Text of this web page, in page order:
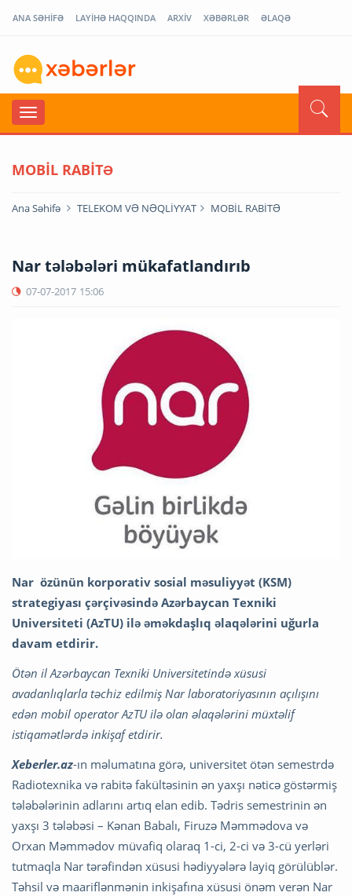
ANA SƏHİFƏ LAYİHƏ HAQQINDA ARXİV XƏBƏRLƏR ƏLAQƏ
MOBİL RABİTƏ
Ana Səhifə TELEKOM VƏ NƏQLİYYAT MOBİL RABİTƏ
Nar tələbələri mükafatlandırıb
07-07-2017 15:06
Nar özünün korporativ sosial məsuliyyət (KSM)
strategiyası çərçivəsində Azərbaycan Texniki
Universiteti (AzTU) ilə əməkdaşlıq əlaqələrini uğurla
davam etdirir.
Ötən il Azərbaycan Texniki Universitetində xüsusi
avadanlıqlarla təchiz edilmiş Nar laboratoriyasının açılışını
edən mobil operator AzTU ilə olan əlaqələrini müxtəlif
istiqamətlərdə inkişaf etdirir.
Xeberler.az-ın məlumatına görə, universitet ötən semestrdə
Radiotexnika və rabitə fakültəsinin ən yaxşı nəticə göstərmiş
tələbələrinin adlarını artıq elan edib. Tədris semestrinin ən
yaxşı 3 tələbəsi – Kənan Babalı, Firuzə Məmmədova və
Orxan Məmmədov müvafiq olaraq 1-ci, 2-ci və 3-cü yerləri
tutmaqla Nar tərəfindən xüsusi hədiyyələrə layiq görülüblər.
Təhsil və maariflənmənin inkişafına xüsusi önəm verən Nar